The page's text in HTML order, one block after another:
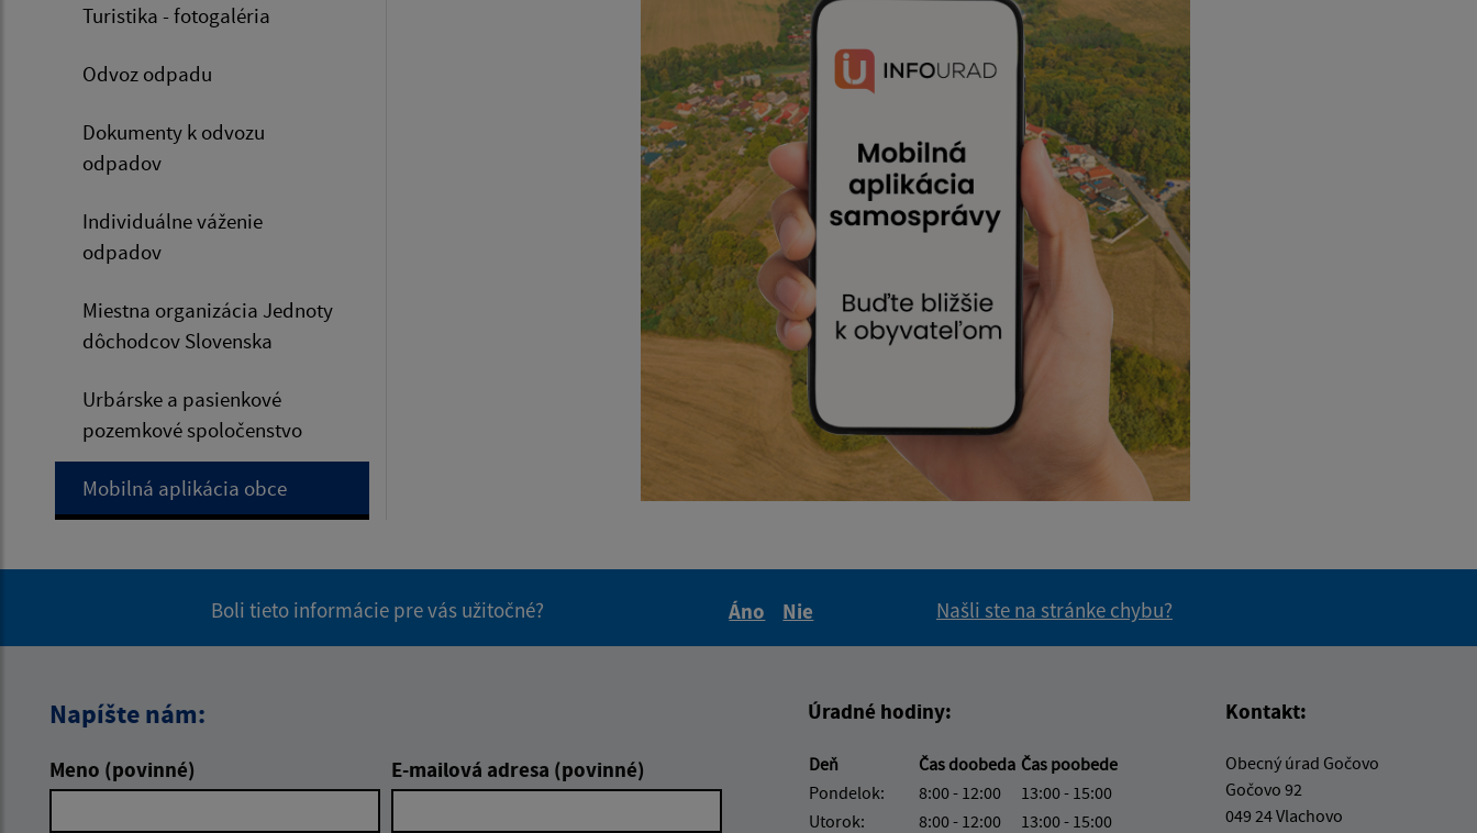
Turistika - fotogaléria
Odvoz odpadu
Dokumenty k odvozu
odpadov
Individuálne váženie
odpadov
Miestna organizácia Jednoty
dôchodcov Slovenska
Urbárske a pasienkové
pozemkové spoločenstvo
Mobilná aplikácia obce
Boli tieto informácie pre vás užitočné?
Áno
Nie
Našli ste na stránke chybu?
Napíšte nám:
Meno (povinné) E-mailová adresa (povinné)
Úradné hodiny:
Deň Čas doobeda Čas poobede
Pondelok:
8:00 - 12:00
13:00 - 15:00
Utorok:
8:00 - 12:00
13:00 - 15:00
Kontakt:
Obecný úrad Gočovo
Gočovo 92
049 24 Vlachovo